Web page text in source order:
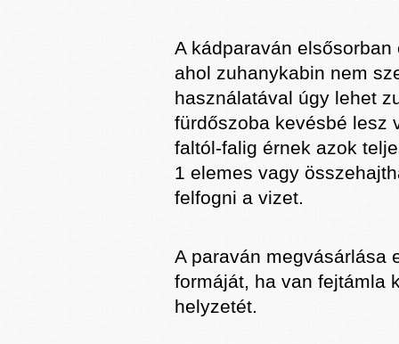
A kádparaván
ahol zuhanykabin nem
használatával úgy lehet
fürdőszoba kevésbé lesz
faltól-falig érnek azok
1 elemes vagy
felfogni a vizet.
A paraván megvásárlása
formáját, ha van fejtámla
helyzetét.